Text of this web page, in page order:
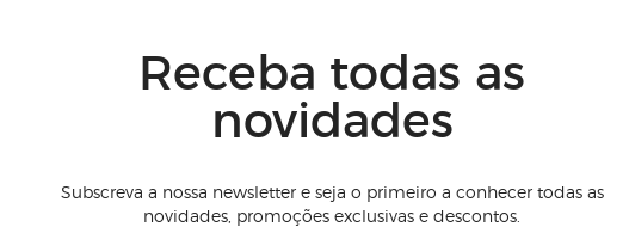
Receba todas as
novidades
Subscreva a nossa newsletter e seja o primeiro a conhecer todas as
novidades, promoções exclusivas e descontos.